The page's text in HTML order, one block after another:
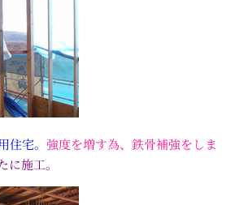
住宅。 強度を増す為、鉄骨補強をしま
に施工。